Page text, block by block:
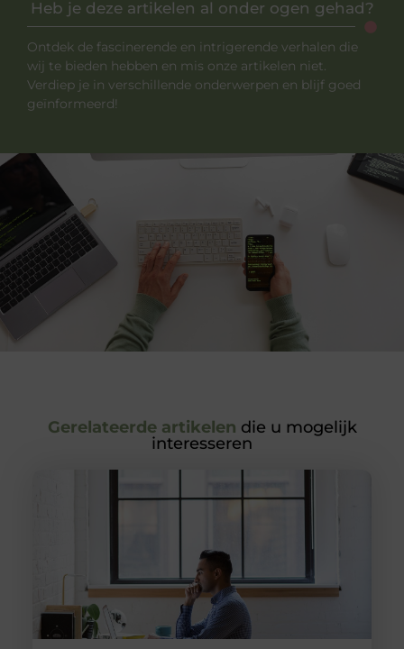
Heb je deze artikelen al onder ogen gehad?
Ontdek de fascinerende en intrigerende verhalen die
wij te bieden hebben en mis onze artikelen niet.
Verdiep je in verschillende onderwerpen en blijf goed
geïnformeerd!
Gerelateerde artikelen die u mogelijk
interesseren